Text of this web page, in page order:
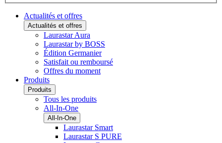
Actualités et offres
Actualités et offres
Laurastar Aura
Laurastar by BOSS
Édition Germanier
Satisfait ou remboursé
Offres du moment
Produits
Produits
Tous les produits
All-In-One
All-In-One
Laurastar Smart
Laurastar S PURE